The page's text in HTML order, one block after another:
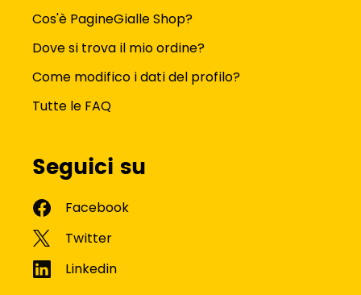
Cos'è PagineGialle Shop?
Dove si trova il mio ordine?
Come modifico i dati del profilo?
Tutte le FAQ
Seguici su